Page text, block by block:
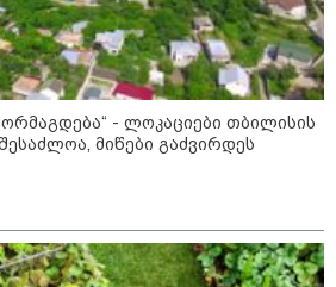
- ლოკაციები თბილისის
მიწები გაძვირდეს